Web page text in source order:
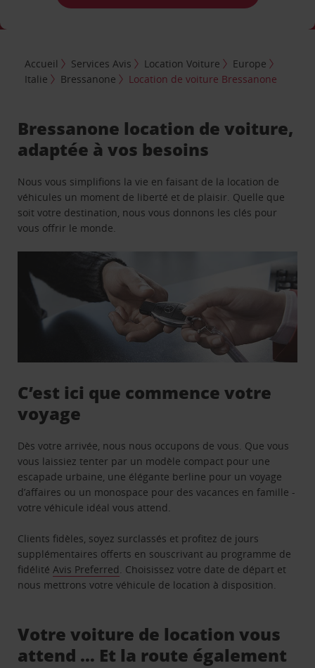
Accueil Services Avis Location Voiture
Europe
Italie
Bressanone Location de voiture Bressanone
Bressanone location de voiture,
adaptée à vos besoins
Nous vous simplifions la vie en faisant de la location de
véhicules un moment de liberté et de plaisir. Quelle que
soit votre destination, nous vous donnons les clés pour
vous offrir le monde.
C’est ici que commence votre
voyage
Dès votre arrivée, nous nous occupons de vous. Que vous
vous laissiez tenter par un modèle compact pour une
escapade urbaine, une élégante berline pour un voyage
d’affaires ou un monospace pour des vacances en famille -
votre véhicule idéal vous attend.
Clients fidèles, soyez surclassés et profitez de jours
supplémentaires offerts en souscrivant au programme de
fidélitéAvis Preferred. Choisissez votre date de départ et
nous mettrons votre véhicule de location à disposition.
Votre voiture de location vous
attend … Et la route également